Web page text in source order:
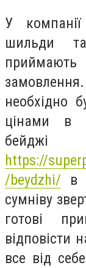
У
шильди
необхідно
цінами в
бейджі
https://
/beydzhi/ в
сумніву
готові
відповісти
все від